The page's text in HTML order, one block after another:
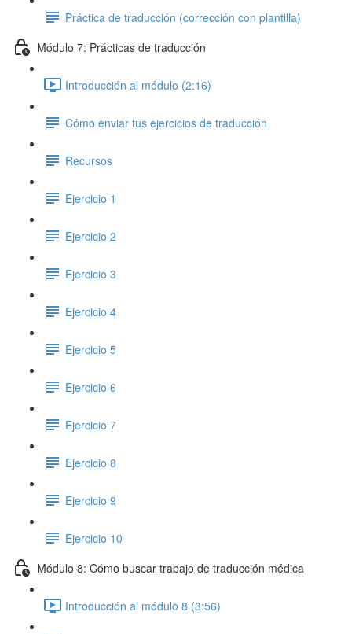
Práctica de traducción (corrección con plantilla)
Módulo 7: Prácticas de traducción
Introducción al módulo (2:16)
Cómo enviar tus ejercicios de traducción
Recursos
Ejercicio 1
Ejercicio 2
Ejercicio 3
Ejercicio 4
Ejercicio 5
Ejercicio 6
Ejercicio 7
Ejercicio 8
Ejercicio 9
Ejercicio 10
Módulo 8: Cómo buscar trabajo de traducción médica
Introducción al módulo 8 (3:56)